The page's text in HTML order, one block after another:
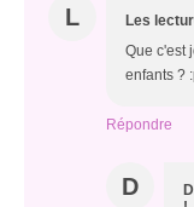
L Les
Que c'est
enfants ?
Répondre
D